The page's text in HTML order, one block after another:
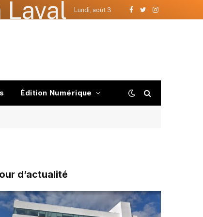
Laval Lundi, août 3
Facebook
TwitterInstagram
Édition Numérique
d’actualité